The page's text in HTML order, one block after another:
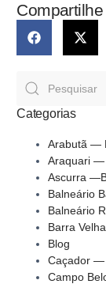
Categorias
Arabutã —
Araquari —
Ascurra
Balneário
Balneário
Barra
Blog
Caçador —
Campo